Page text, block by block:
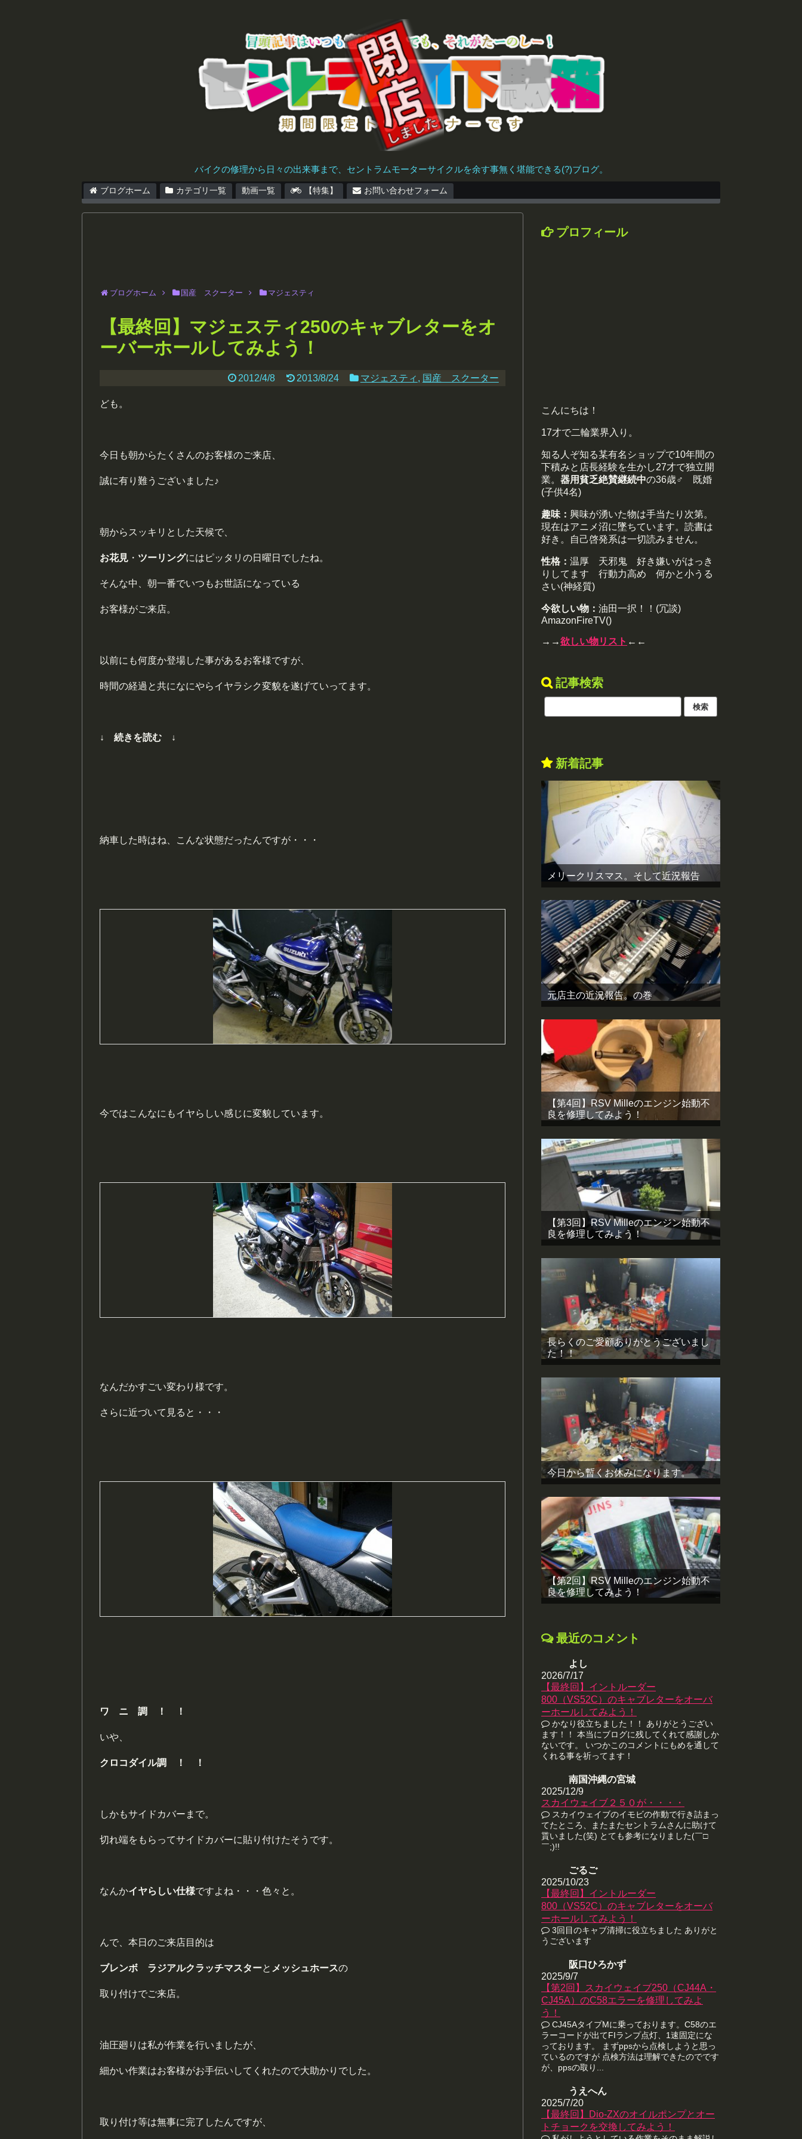
バイクの修理から日々の出来事まで、セントラムモーターサイクルを余す事無く堪能できる(?)ブログ。
ブログホーム カテゴリ一覧 動画一覧 【特集】 お問い合わせフォーム
ブログホーム 国産 スクーター マジェスティ
【最終回】マジェスティ250のキャブレターをオ
ーバーホールしてみよう！
2012/4/8 2013/8/24 マジェスティ , 国産 スクーター
ども。
今日も朝からたくさんのお客様のご来店、
誠に有り難うございました♪
朝からスッキリとした天候で、
お花見 ・ ツーリングにはピッタリの日曜日でしたね。
そんな中、朝一番でいつもお世話になっている
お客様がご来店。
以前にも何度か登場した事があるお客様ですが、
時間の経過と共になにやらイヤラシク変貌を遂げていってます。
↓ 続きを読む ↓
納車した時はね、こんな状態だったんですが・・・
今ではこんなにもイヤらしい感じに変貌しています。
なんだかすごい変わり様です。
さらに近づいて見ると・・・
ワ ニ 調 ！ ！
いや、
クロコダイル調 ！ ！
しかもサイドカバーまで。
切れ端をもらってサイドカバーに貼り付けたそうです。
なんかイヤらしい仕様ですよね・・・色々と。
んで、本日のご来店目的は
ブレンボ ラジアルクラッチマスターと メッシュホースの
取り付けでご来店。
油圧廻りは私が作業を行いましたが、
細かい作業はお客様がお手伝いしてくれたので大助かりでした。
取り付け等は無事に完了したんですが、
プロフィール
こんにちは！
17才で二輪業界入り。
知る人ぞ知る某有名ショップで10年間の
下積みと店長経験を生かし27才で独立開
業。 器用貧乏絶賛継続中の36歳♂ 既婚
(子供4名)
趣味： 興味が湧いた物は手当たり次第。
現在はアニメ沼に墜ちています。読書は
好き。自己啓発系は一切読みません。
性格： 温厚 天邪鬼 好き嫌いがはっき
りしてます 行動力高め 何かと小うる
さい(神経質)
今欲しい物： 油田一択！！(冗談)
AmazonFireTV()
→→欲しい物リスト ←←
記事検索
新着記事
メリークリスマス。そして近況報告
元店主の近況報告。の巻
【第4回】RSV Milleのエンジン始動不
良を修理してみよう！
【第3回】RSV Milleのエンジン始動不
良を修理してみよう！
長らくのご愛顧ありがとうございまし
た！！
今日から暫くお休みになります。
【第2回】RSV Milleのエンジン始動不
良を修理してみよう！
最近のコメント
よし
2026/7/17
【最終回】イントルーダー
800（VS52C）のキャブレターをオーバ
ーホールしてみよう！
かなり役立ちました！！ ありがとうござい
ます！！ 本当にブログに残してくれて感謝しか
ないです。 いつかこのコメントにもめを通して
くれる事を祈ってます！
南国沖縄の宮城
2025/12/9
スカイウェイブ２５０が・・・・
スカイウェイブのイモビの作動で行き詰まっ
てたところ、またまたセントラムさんに助けて
貰いました(笑) とても参考になりました(￣□
￣;)!!
ごるご
2025/10/23
【最終回】イントルーダー
800（VS52C）のキャブレターをオーバ
ーホールしてみよう！
3回目のキャブ清掃に役立ちました ありがと
うございます
阪口ひろかず
2025/9/7
【第2回】スカイウェイブ250（CJ44A・
CJ45A）のC58エラーを修理してみよ
う！
CJ45AタイプMに乗っております。C58のエ
ラーコードが出てFIランプ点灯、1速固定にな
っております。 まずppsから点検しようと思っ
ているのですが 点検方法は理解できたのでです
が、ppsの取り...
うえへん
2025/7/20
【最終回】Dio-ZXのオイルポンプとオー
トチョークを交換してみよう！